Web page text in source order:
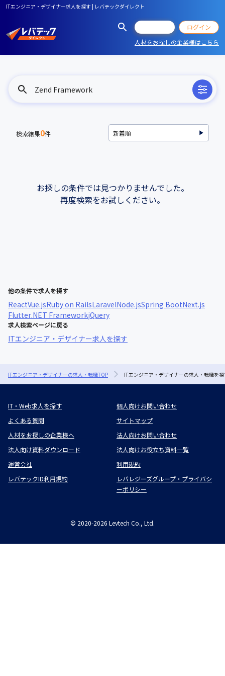
ITエンジニア・デザイナー求人を探す | レバテックダイレクト
ログイン
人材をお探しの企業様はこちら
Zend Framework
検索結果0件
お探しの条件では見つかりませんでした。
再度検索をお試しください。
他の条件で求人を探す
ReactVue.jsRuby on RailsLaravelNode.jsSpring BootNext.js
Flutter.NET FrameworkjQuery
求人検索ページに戻る
ITエンジニア・デザイナー求人を探す
ITエンジニア・デザイナーの求人・転職TOP ITエンジニア・デザイナーの求人・転職を
IT・Web求人を探す
個人向けお問い合わせ
よくある質問
サイトマップ
人材をお探しの企業様へ
法人向けお問い合わせ
法人向け資料ダウンロード
法人向けお役立ち資料一覧
運営会社
利用規約
レバテックID利用規約
レバレジーズグループ・プライバシ
ーポリシー
© 2020-2026 Levtech Co., Ltd.